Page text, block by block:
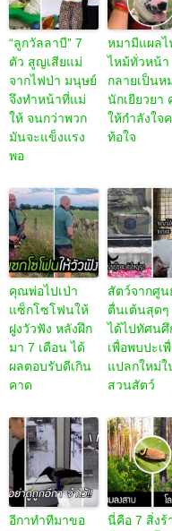
“ลูกวัลลาบี” 7
ตัว สูญเสียแม่
จากไฟป่า มนุษย์
จึงทำหน้าที่แม่
ให้ จนกว่าพวก
มันจะแข็งแรง
พอ
หมามีแผลไ
ไหม้ทั่วหน้า
กลายเป็นห
นักเยียวยา
ให้กำลังใจ
ท้อใจ
คุณพ่อไปเป่า
แซ็กโซโฟนให้
ฝูงวัวฟัง หลังฝึก
มา 7 เดือน ได้
ผลตอบรับดีเกิน
คาด
สัตว์จากศูน
ตื่นเต้นสุดๆ
ได้ไปทัศนศึ
เพื่อพบปะเ
แปลกใหม่ใ
สวนสัตว์
อีกาทำทีมาขอ
นี่คือ 7 สิ่งร้